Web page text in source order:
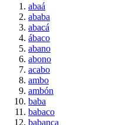
abaá
ababa
abacá
ábaco
abano
abono
acabo
ambo
ambón
baba
babaco
babanca